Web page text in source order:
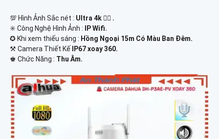
💯 Hình Ảnh Sắc nét : Ultra 4k 👍🏾 .
✳️ Công Nghệ Hình Ảnh :
IP Wifi.
✪ Khi xem thiếu sáng : Hồng Ngoại 15m Có Màu Ban Ðêm.
⚒ Camera Thiết Kế
IP67 xoay 360.
️♚ Chức Năng : Thu Âm.